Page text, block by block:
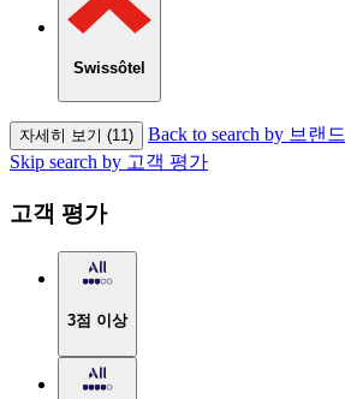
Swissôtel
자세히 보기 (11)
Back to search by 브랜드
Skip search by 고객 평가
고객 평가
3점 이상